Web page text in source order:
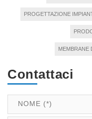
PROGETTAZIONE
MEMBRANE
Contattaci